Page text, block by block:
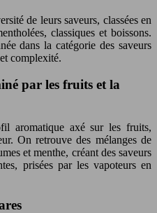
de leurs saveurs, classées en
classiques et boissons.
dans la catégorie des saveurs
complexité.
par les fruits et la
aromatique axé sur les fruits,
On retrouve des mélanges de
et menthe, créant des saveurs
prisées par les vapoteurs en